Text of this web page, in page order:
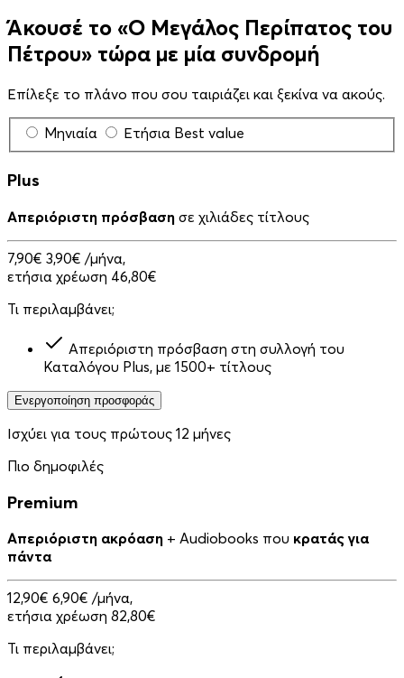
Άκουσέ το «Ο Μεγάλος Περίπατος του
Πέτρου» τώρα με μία συνδρομή
Επίλεξε το πλάνο που σου ταιριάζει και ξεκίνα να ακούς.
Μηνιαία Ετήσια Best value
Plus
Απεριόριστη πρόσβαση σε χιλιάδες τίτλους
7,90€ 3,90€ /μήνα,
ετήσια χρέωση 46,80€
Τι περιλαμβάνει;
Απεριόριστη πρόσβαση στη συλλογή του
Καταλόγου Plus, με 1500+ τίτλους
Ενεργοποίηση προσφοράς
Ισχύει για τους πρώτους 12 μήνες
Πιο δημοφιλές
Premium
Απεριόριστη ακρόαση + Audiobooks που κρατάς για
πάντα
12,90€ 6,90€ /μήνα,
ετήσια χρέωση 82,80€
Τι περιλαμβάνει;